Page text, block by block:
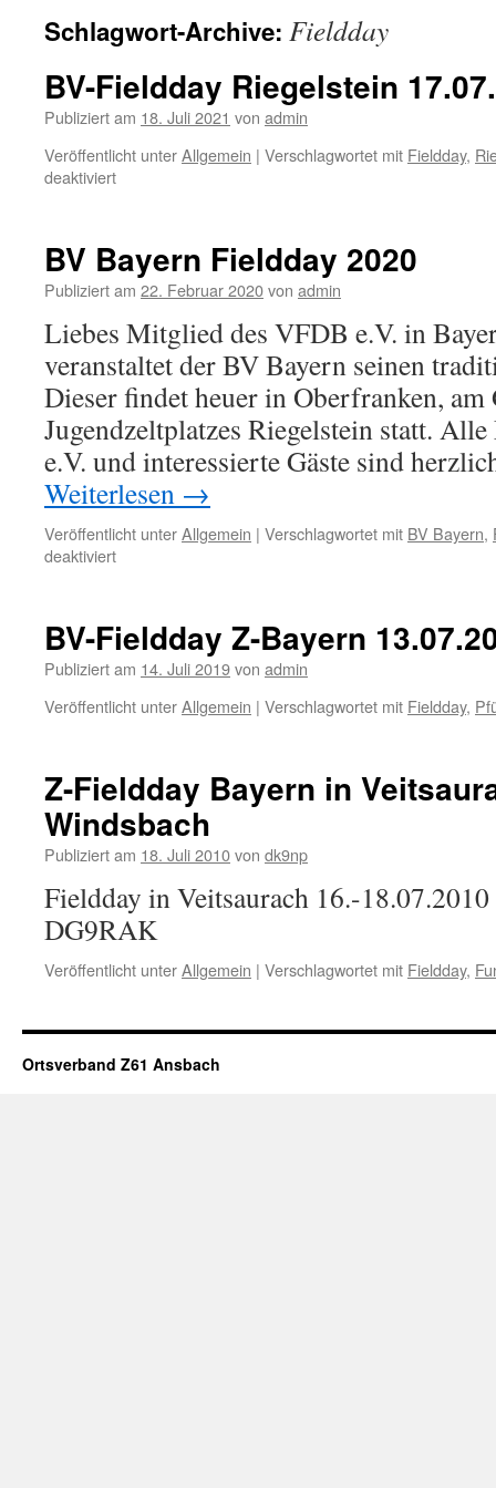
Schlagwort-Archive: Fieldday
BV-Fieldday Riegelstein
Publiziert am 18. Juli 2021 von admin
Veröffentlicht unterAllgemein | Verschlagwortet mit Fieldday,
deaktiviertfür
17.07.2021
BV Bayern Fieldday 2020
Publiziert am 22. Februar 2020von admin
Liebes Mitglied des VFDB e.V. in
veranstaltet der BV Bayern seinen
Dieser findet heuer in Oberfranken, am
Jugendzeltplatzes Riegelstein statt.
e.V. und interessierte Gäste sind
Weiterlesen →
Veröffentlicht unterAllgemein | Verschlagwortet mit BV Bayern,
deaktiviertfür
2020
BV-Fieldday Z-Bayern
Publiziert am 14. Juli 2019von admin
Veröffentlicht unterAllgemein | Verschlagwortet mit Fieldday,
Z-Fieldday Bayern in
Windsbach
Publiziert am 18. Juli 2010von dk9np
Fieldday in Veitsaurach 16.-
DG9RAK
Veröffentlicht unterAllgemein | Verschlagwortet mit Fieldday,
Ortsverband Z61 Ansbach